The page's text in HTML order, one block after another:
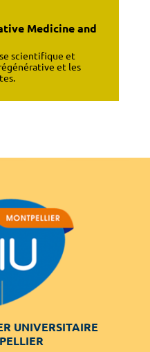
Medicine and
scientifique et
et les
UNIVERSITAIRE